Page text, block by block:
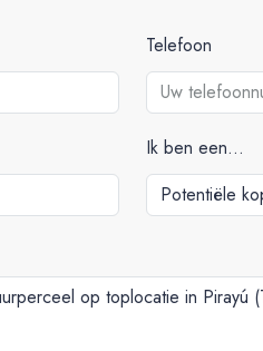
Telefoon
Ik ben een...